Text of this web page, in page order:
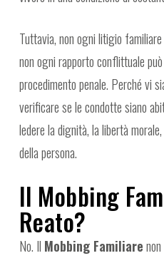
Tuttavia, non ogni litigio
non ogni rapporto conflittuale
procedimento penale. Perché vi
verificare se le condotte siano
ledere la dignità, la libertà
della persona.
Il Mobbing
Reato?
No. Il Mobbing Familiare